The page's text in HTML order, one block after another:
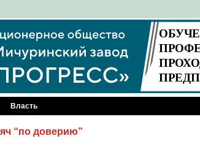
Власть
“по доверию”